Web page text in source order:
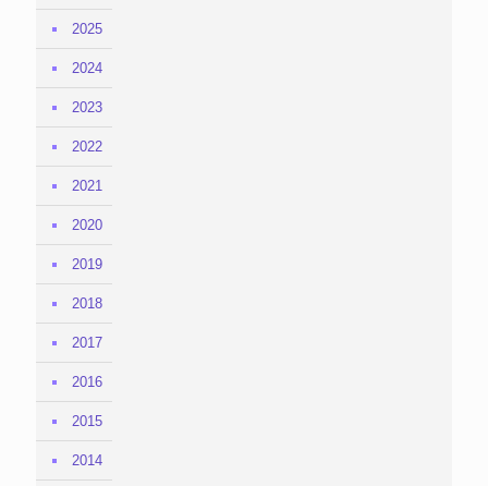
2025
2024
2023
2022
2021
2020
2019
2018
2017
2016
2015
2014